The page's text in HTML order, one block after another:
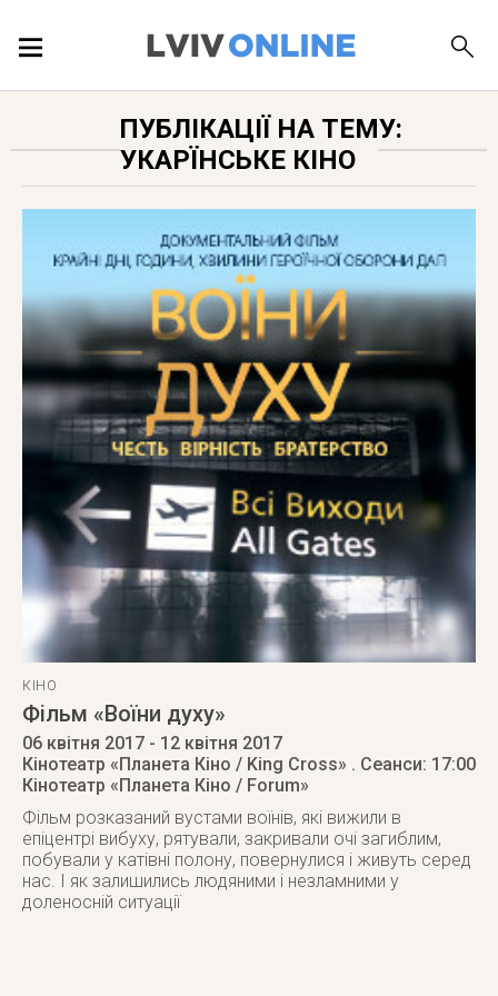
ЛОКАЦІЇ
ДОВІДКА
ПУБЛІКАЦІЇ НА ТЕМУ:
УКАРЇНСЬКЕ КІНО
КІНО
Фільм «Воїни духу»
06 квітня 2017 - 12 квітня 2017
Кінотеатр «Планета Кіно / King Cross» . Сеанси: 17:00
Кінотеатр «Планета Кіно / Forum»
Фільм розказаний вустами воїнів, які вижили в
епіцентрі вибуху, рятували, закривали очі загиблим,
побували у катівні полону, повернулися і живуть серед
нас. І як залишились людяними і незламними у
доленосній ситуації